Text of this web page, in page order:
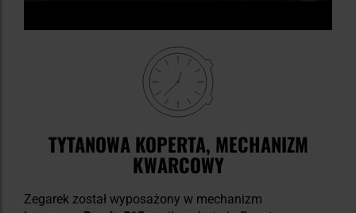
TYTANOWA KOPERTA, MECHANIZM
KWARCOWY
Zegarek został wyposażony w mechanizm